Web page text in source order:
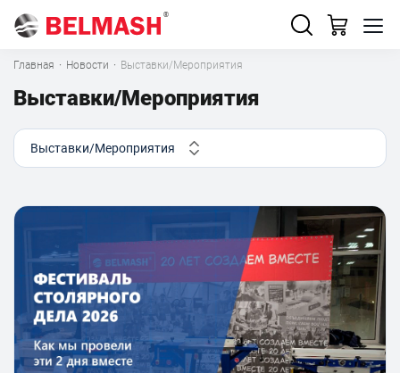
Главная · Новости · Выставки/Мероприятия
Выставки/Мероприятия
Выставки/Мероприятия